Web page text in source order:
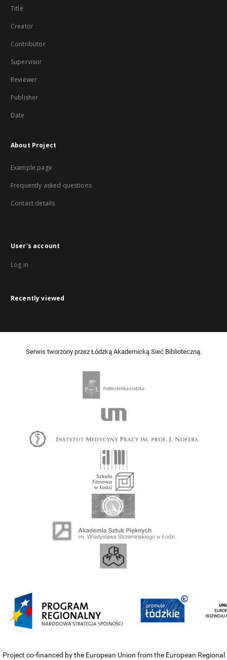
Title
Creator
Contributor
Supervisor
Reviewer
Publisher
Date
About Project
Example page
Frequently asked questions
Contact details
User's account
Log in
Recently viewed
Serwis tworzony przez Łódzką Akademicką Sieć Biblioteczną.
Project co-financed by the European Union from the European Regional